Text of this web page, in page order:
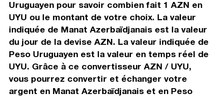
Uruguayen pour savoir combien fait 1 AZN en
UYU ou le montant de votre choix. La valeur
indiquée de Manat Azerbaïdjanais est la valeur
du jour de la devise AZN. La valeur indiquée de
Peso Uruguayen est la valeur en temps réel de
UYU. Grâce à ce convertisseur AZN / UYU,
vous pourrez convertir et échanger votre
argent en Manat Azerbaïdjanais et en Peso